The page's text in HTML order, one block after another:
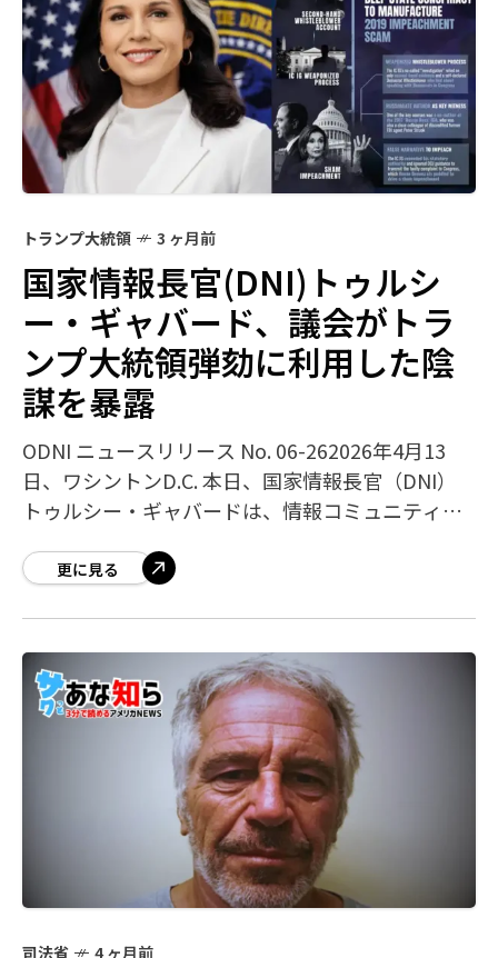
トランプ大統領 3 ヶ月前
国家情報長官(DNI)トゥルシ
ー・ギャバード、議会がトラ
ンプ大統領弾劾に利用した陰
謀を暴露
ODNI ニュースリリース No. 06-262026年4月13
日、ワシントンD.C. 本日、国家情報長官（DNI）
トゥルシー・ギャバードは、情報コミュニティ
が2019年
更に見る
司法省 4 ヶ月前